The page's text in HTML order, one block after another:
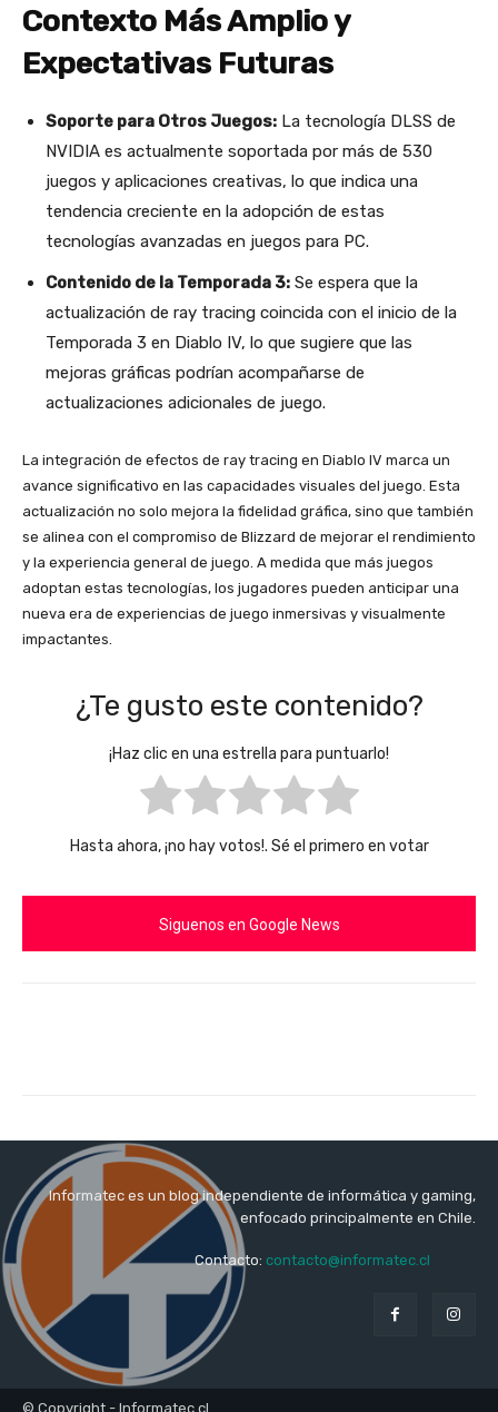
Contexto Más Amplio y
Expectativas Futuras
Soporte para Otros Juegos: La tecnología DLSS de
NVIDIA es actualmente soportada por más de 530
juegos y aplicaciones creativas, lo que indica una
tendencia creciente en la adopción de estas
tecnologías avanzadas en juegos para PC​​.
Contenido de la Temporada 3: Se espera que la
actualización de ray tracing coincida con el inicio de la
Temporada 3 en Diablo IV, lo que sugiere que las
mejoras gráficas podrían acompañarse de
actualizaciones adicionales de juego​​.
La integración de efectos de ray tracing en Diablo IV marca un
avance significativo en las capacidades visuales del juego. Esta
actualización no solo mejora la fidelidad gráfica, sino que también
se alinea con el compromiso de Blizzard de mejorar el rendimiento
y la experiencia general de juego. A medida que más juegos
adoptan estas tecnologías, los jugadores pueden anticipar una
nueva era de experiencias de juego inmersivas y visualmente
impactantes.
¿Te gusto este contenido?
¡Haz clic en una estrella para puntuarlo!
Hasta ahora, ¡no hay votos!. Sé el primero en votar
Siguenos en Google News
Informatec es un blog independiente de informática y gaming,
enfocado principalmente en Chile.
Contacto: contacto@informatec.cl
© Copyright - Informatec.cl